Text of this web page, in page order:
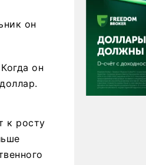
он
он
к росту